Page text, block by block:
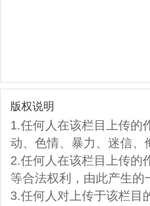
版权说明
1.任何人在该栏目上传的
动、色情、暴力、迷信、
2.任何人在该栏目上传的
等合法权利，由此产生
3.任何人对上传于该栏目